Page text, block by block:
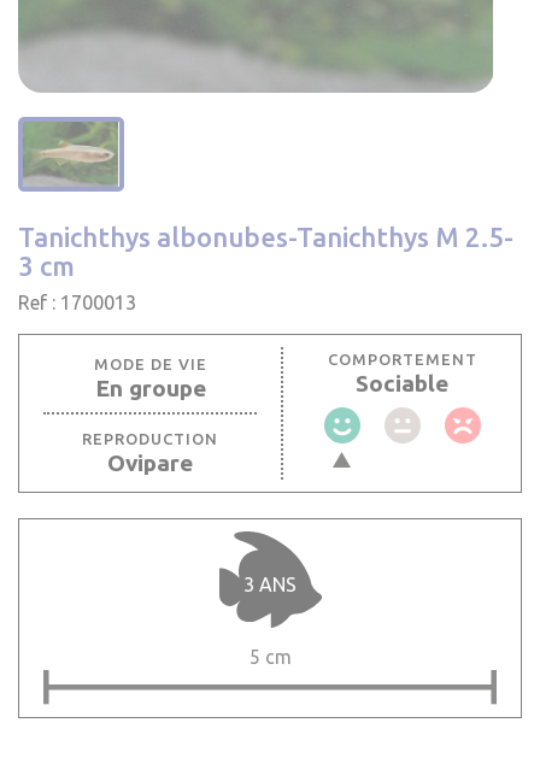
Tanichthys albonubes-Tanichthys M 2.5-
3 cm
Ref : 1700013
MODE DE VIE
En groupe
REPRODUCTION
Ovipare
COMPORTEMENT
Sociable
3 ANS
5 cm